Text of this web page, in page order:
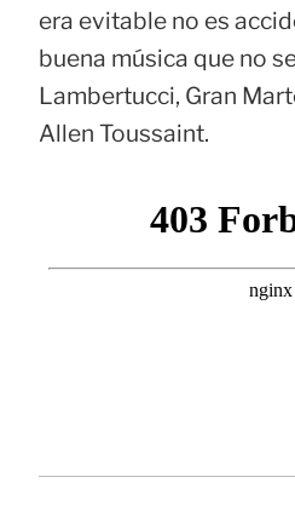
era evitable no es
buena música que no
Lambertucci, Gran
Allen Toussaint.